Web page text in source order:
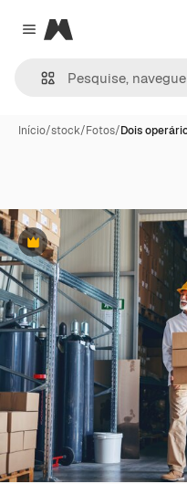
Close menu
Magnific
Início/stock/Fotos/Dois
Premium